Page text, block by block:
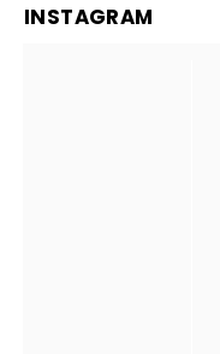
INSTAGRAM